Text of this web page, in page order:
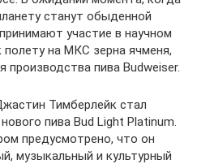
станут обыденной
участие в научном
полету на МКС зерна ячменя,
производства пива Budweiser.
Тимберлейк стал
пива Bud Light Platinum.
предусмотрено, что он
музыкальный и культурный